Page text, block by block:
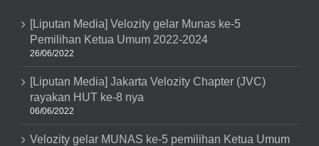
[Liputan Media] Velozity gelar Munas ke-5
Pemilihan Ketua Umum 2022-2024
26/06/2022
[Liputan Media] Jakarta Velozity Chapter (JVC)
rayakan HUT ke-8 nya
06/06/2022
Velozity gelar MUNAS ke-5 pemilihan Ketua Umum